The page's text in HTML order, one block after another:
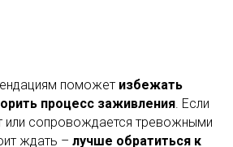
поможет избежать
процесс заживления . Если
или сопровождается тревожными
ждать – лучше обратиться к